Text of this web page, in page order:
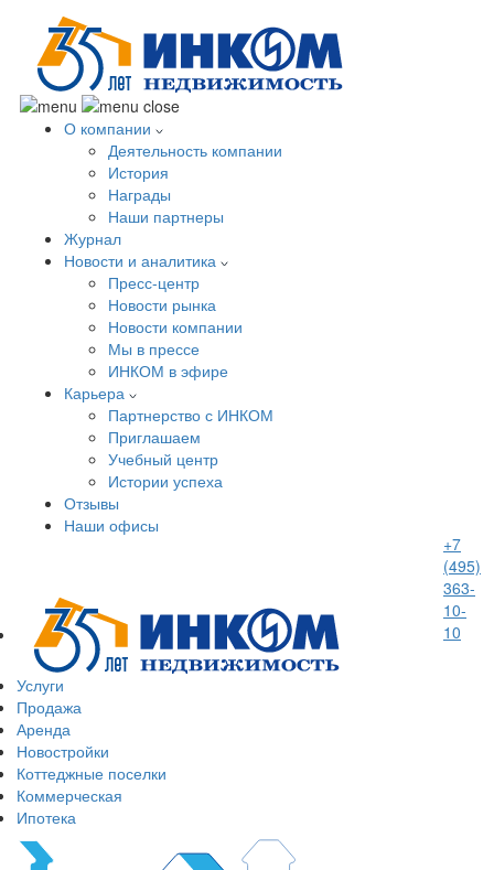
О компании
Деятельность компании
История
Награды
Наши партнеры
Журнал
Новости и аналитика
Пресс-центр
Новости рынка
Новости компании
Мы в прессе
ИНКОМ в эфире
Карьера
Партнерство с ИНКОМ
Приглашаем
Учебный центр
Истории успеха
Отзывы
Наши офисы
+7
(495)
363-
10-
10
Услуги
Продажа
Аренда
Новостройки
Коттеджные поселки
Коммерческая
Ипотека